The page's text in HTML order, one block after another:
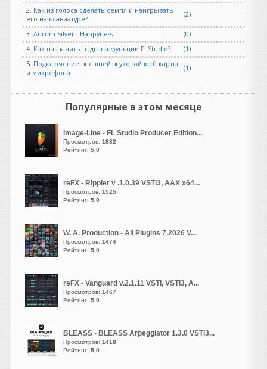
Heavy
написал 07.08.2026 в16:51
Кто угодно нахватает. Не
бывает на свете чудес,
коллега, всегда все надо
потом допиливать ручками.
Но в моих случаях один и
даже суновский платный
штатный преобразователь
(он вообще довольно
кривой, кстати). А вот
чистые партии призма
встроенного в S1. Впрочем,
я просто делюсь опытом, а
вы уже сами подбирайте
NewYork4017
написал 07.08.2026 в
Возьми старую запись, где
под джазовый оркестр поёт
2. Как из голоса сделать семпл и наигрывать
его на клавиатуре?
(2)
3. Aurum Silver - Happyness
(0)
4. Как назначить пэды на функции FLStudio?
(1)
5. Подключение внешней звуковой юсб карты
и микрофона.
(1)
Популярные в этом месяце
Image-Line - FL Studio Producer Edition...
Просмотров: 1882
Рейтинг: 5.0
reFX - Rippler v .1.0.39 VSTi3, AAX x64...
Просмотров: 1525
Рейтинг: 5.0
W. A. Production - All Plugins 7.2026 V...
Просмотров: 1474
Рейтинг: 5.0
reFX - Vanguard v.2.1.11 VSTi, VSTi3, A...
Просмотров: 1467
Рейтинг: 5.0
BLEASS - BLEASS Arpeggiator 1.3.0 VSTi3...
Просмотров: 1418
Рейтинг: 5.0